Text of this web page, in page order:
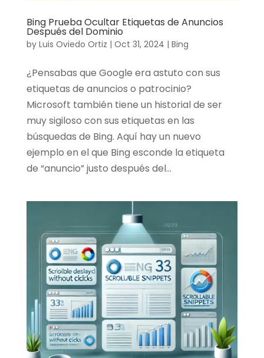
Bing Prueba Ocultar Etiquetas de Anuncios
Después del Dominio
by Luis Oviedo Ortiz | Oct 31, 2024 | Bing
¿Pensabas que Google era astuto con sus
etiquetas de anuncios o patrocinio?
Microsoft también tiene un historial de ser
muy sigiloso con sus etiquetas en las
búsquedas de Bing. Aquí hay un nuevo
ejemplo en el que Bing esconde la etiqueta
de “anuncio” justo después del...